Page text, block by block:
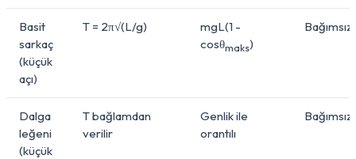
Basit
sarkaç
(küçük
açı)
T = 2π√(L/g)
mgL(1 -
cosθmaks)
Bağımsız
Dalga
leğeni
(küçük
T bağlamdan
verilir
Genlik ile
orantılı
Bağımsız